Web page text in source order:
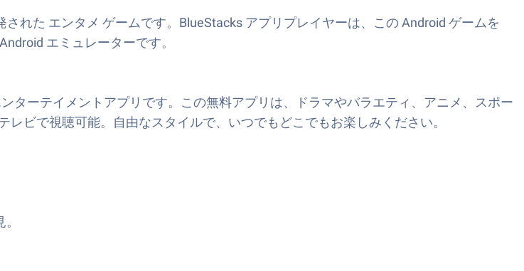
れた エンタメ ゲームです。BlueStacks アプリプレイヤーは、この Android ゲームを
エミュレーターです。
ターテイメントアプリです。この無料アプリは、ドラマやバラエティ、アニメ、スポー
ビで視聴可能。自由なスタイルで、いつでもどこでもお楽しみください。